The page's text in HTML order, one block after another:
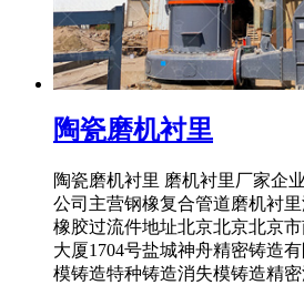
陶瓷磨机衬里
陶瓷磨机衬里 磨机衬里厂家企
公司主营钢橡复合管道磨机衬
橡胶过流件地址北京北京北京
大厦1704号盐城神舟精密铸造
模铸造特种铸造消失模铸造精密